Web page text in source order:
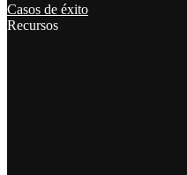
Casos de éxito
Recursos